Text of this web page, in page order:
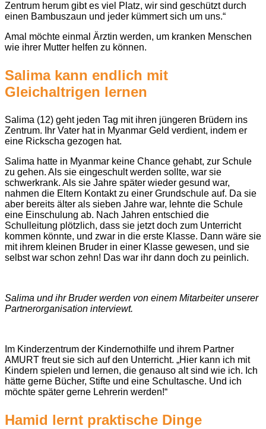
Zentrum herum gibt es viel Platz, wir sind geschützt durch
einen Bambuszaun und jeder kümmert sich um uns.“
Amal möchte einmal Ärztin werden, um kranken Menschen
wie ihrer Mutter helfen zu können.
Salima kann endlich mit
Gleichaltrigen lernen
Salima (12) geht jeden Tag mit ihren jüngeren Brüdern ins
Zentrum. Ihr Vater hat in Myanmar Geld verdient, indem er
eine Rickscha gezogen hat.
Salima hatte in Myanmar keine Chance gehabt, zur Schule
zu gehen. Als sie eingeschult werden sollte, war sie
schwerkrank. Als sie Jahre später wieder gesund war,
nahmen die Eltern Kontakt zu einer Grundschule auf. Da sie
aber bereits älter als sieben Jahre war, lehnte die Schule
eine Einschulung ab. Nach Jahren entschied die
Schulleitung plötzlich, dass sie jetzt doch zum Unterricht
kommen könnte, und zwar in die erste Klasse. Dann wäre sie
mit ihrem kleinen Bruder in einer Klasse gewesen, und sie
selbst war schon zehn! Das war ihr dann doch zu peinlich.
Salima und ihr Bruder werden von einem Mitarbeiter unserer
Partnerorganisation interviewt.
Im Kinderzentrum der Kindernothilfe und ihrem Partner
AMURT freut sie sich auf den Unterricht. „Hier kann ich mit
Kindern spielen und lernen, die genauso alt sind wie ich. Ich
hätte gerne Bücher, Stifte und eine Schultasche. Und ich
möchte später gerne Lehrerin werden!“
Hamid lernt praktische Dinge